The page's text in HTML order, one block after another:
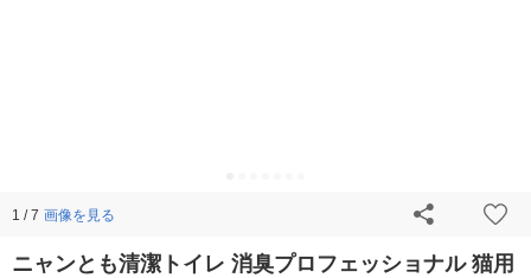
1 / 7 画像を見る
ニャンとも清潔トイレ 消臭プロフェッショナル 猫用